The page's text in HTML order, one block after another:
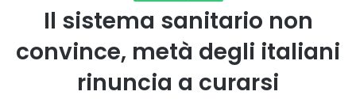
Il sistema sanitario non
convince, metà degli italiani
rinuncia a curarsi